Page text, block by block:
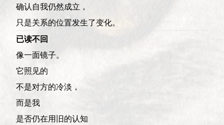
确认自我仍然成立，
只是关系的位置发生了变化。
已读不回
像一面镜子。
它照见的
不是对方的冷淡，
而是我
是否仍在用旧的认知